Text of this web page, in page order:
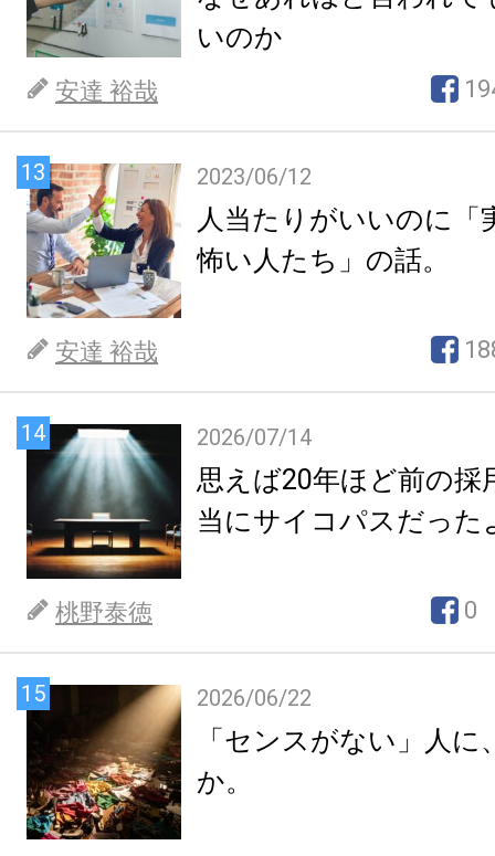
いのか
安達 裕哉
13 2023/06/12
人当たりがいいのに「
怖い人たち」の話。
安達 裕哉
14 2026/07/14
思えば20年ほど前の採
当にサイコパスだった
桃野泰徳 0
15 2026/06/22
「センスがない」人
か。